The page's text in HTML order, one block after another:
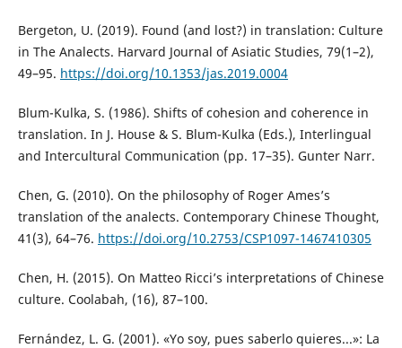
Bergeton, U. (2019). Found (and lost?) in translation: Culture
in The Analects. Harvard Journal of Asiatic Studies, 79(1–2),
49–95. https://doi.org/10.1353/jas.2019.0004
Blum-Kulka, S. (1986). Shifts of cohesion and coherence in
translation. In J. House & S. Blum-Kulka (Eds.), Interlingual
and Intercultural Communication (pp. 17–35). Gunter Narr.
Chen, G. (2010). On the philosophy of Roger Ames’s
translation of the analects. Contemporary Chinese Thought,
41(3), 64–76. https://doi.org/10.2753/CSP1097-1467410305
Chen, H. (2015). On Matteo Ricci’s interpretations of Chinese
culture. Coolabah, (16), 87–100.
Fernández, L. G. (2001). «Yo soy, pues saberlo quieres...»: La